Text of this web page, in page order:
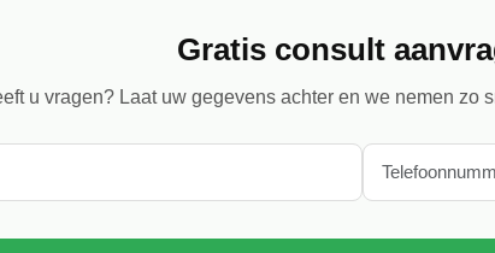
Gratis consult
u vragen? Laat uw gegevens achter en we nemen zo